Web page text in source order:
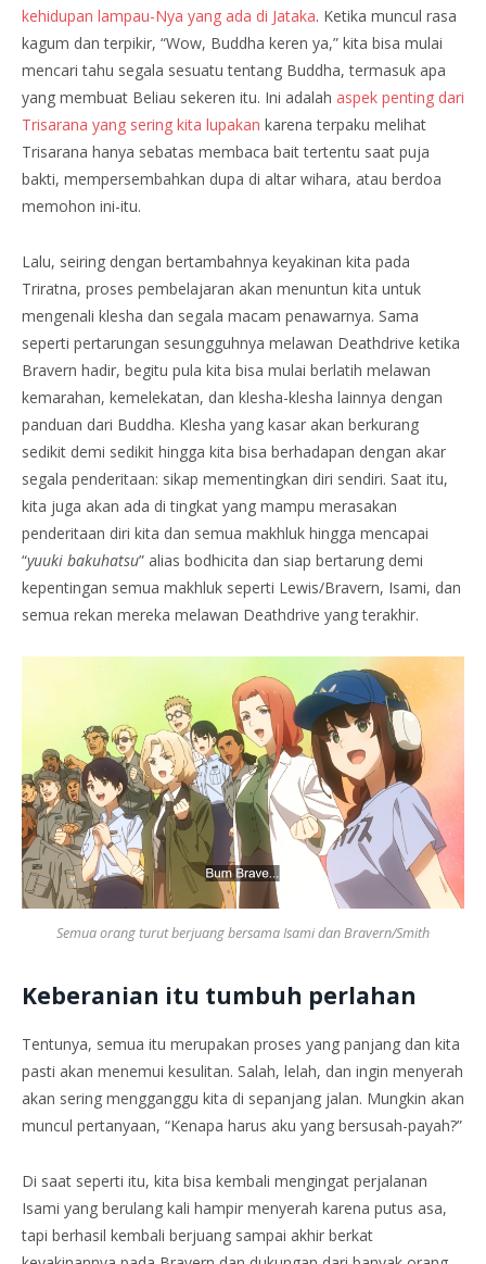
kehidupan lampau-Nya yang ada di Jataka. Ketika muncul rasa
kagum dan terpikir, “Wow, Buddha keren ya,” kita bisa mulai
mencari tahu segala sesuatu tentang Buddha, termasuk apa
yang membuat Beliau sekeren itu. Ini adalah aspek penting dari
Trisarana yang sering kita lupakan karena terpaku melihat
Trisarana hanya sebatas membaca bait tertentu saat puja
bakti, mempersembahkan dupa di altar wihara, atau berdoa
memohon ini-itu.
Lalu, seiring dengan bertambahnya keyakinan kita pada
Triratna, proses pembelajaran akan menuntun kita untuk
mengenali klesha dan segala macam penawarnya. Sama
seperti pertarungan sesungguhnya melawan Deathdrive ketika
Bravern hadir, begitu pula kita bisa mulai berlatih melawan
kemarahan, kemelekatan, dan klesha-klesha lainnya dengan
panduan dari Buddha. Klesha yang kasar akan berkurang
sedikit demi sedikit hingga kita bisa berhadapan dengan akar
segala penderitaan: sikap mementingkan diri sendiri. Saat itu,
kita juga akan ada di tingkat yang mampu merasakan
penderitaan diri kita dan semua makhluk hingga mencapai
“yuuki bakuhatsu” alias bodhicita dan siap bertarung demi
kepentingan semua makhluk seperti Lewis/Bravern, Isami, dan
semua rekan mereka melawan Deathdrive yang terakhir.
Semua orang turut berjuang bersama Isami dan Bravern/Smith
Keberanian itu tumbuh perlahan
Tentunya, semua itu merupakan proses yang panjang dan kita
pasti akan menemui kesulitan. Salah, lelah, dan ingin menyerah
akan sering mengganggu kita di sepanjang jalan. Mungkin akan
muncul pertanyaan, “Kenapa harus aku yang bersusah-payah?”
Di saat seperti itu, kita bisa kembali mengingat perjalanan
Isami yang berulang kali hampir menyerah karena putus asa,
tapi berhasil kembali berjuang sampai akhir berkat